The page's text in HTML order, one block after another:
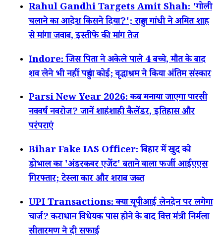
Rahul Gandhi Targets Amit Shah: 'गोली
चलाने का आदेश किसने दिया?'; राहुल गांधी ने अमित शाह
से मांगा जवाब, इस्तीफे की मांग तेज
Indore: जिस पिता ने अकेले पाले 4 बच्चे, मौत के बाद
शव लेने भी नहीं पहुंचा कोई; वृद्धाश्रम ने किया अंतिम संस्कार
Parsi New Year 2026: कब मनाया जाएगा पारसी
नववर्ष नवरोज? जानें शाहंशाही कैलेंडर, इतिहास और
परंपराएं
Bihar Fake IAS Officer: बिहार में खुद को
डोभाल का 'अंडरकवर एजेंट' बताने वाला फर्जी आईएएस
गिरफ्तार; टेस्ला कार और शराब जब्त
UPI Transactions: क्या यूपीआई लेनदेन पर लगेगा
चार्ज? कराधान विधेयक पास होने के बाद वित्त मंत्री निर्मला
सीतारमण ने दी सफाई